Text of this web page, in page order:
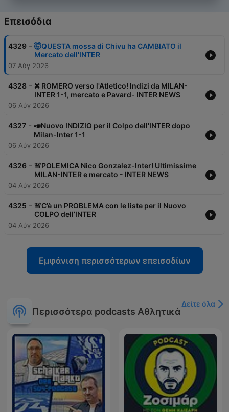
Επεισόδια
4329 - 🤯QUESTA mossa di Chivu ha CAMBIATO il
Mercato dell'INTER
07 Αύγ 2026
4328 - ❌ ROMERO verso l'Atletico! Indizi da MILAN-
INTER 1-1, mercato e Pavard- INTER NEWS
06 Αύγ 2026
4327 - 📣Nuovo INDIZIO per il Colpo dell'INTER dopo
Milan-Inter 1-1
06 Αύγ 2026
4326 - 🚨POLEMICA Nico Gonzalez-Inter! Ultimissime
MILAN-INTER e mercato - INTER NEWS
04 Αύγ 2026
4325 - 🚨C’è un PROBLEMA con le liste per il Nuovo
COLPO dell’INTER
04 Αύγ 2026
Εμφάνιση περισσότερων επεισοδίων
Περισσότερα podcasts Αθλητικά
Δείτε όλα